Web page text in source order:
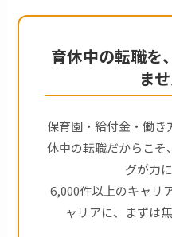
育休中の転職を
ま
保育園・給付金・働
休中の転職だからこそ
グが力
6,000件以上のキャリ
ャリアに、まずは